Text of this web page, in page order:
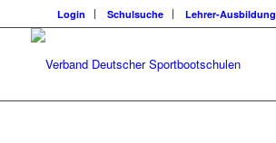
Login Schulsuche Lehrer-Ausbildung